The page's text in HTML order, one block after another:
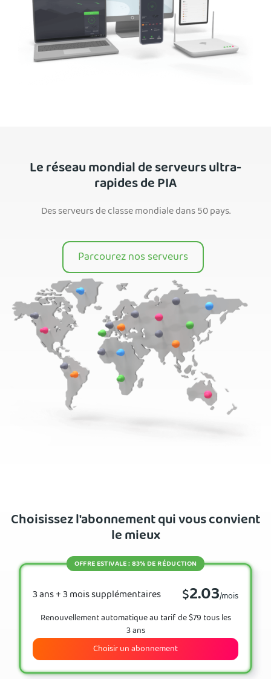
Le réseau mondial de serveurs ultra-
rapides de PIA
Des serveurs de classe mondiale dans 50 pays.
Parcourez nos serveurs
Choisissez l'abonnement qui vous convient
le mieux
3 ans + 3 mois supplémentaires $2.03/mois
OFFRE ESTIVALE : 83% DE RÉDUCTION
Renouvellement automatique au tarif de $79 tous les
3 ans
Choisir un abonnement